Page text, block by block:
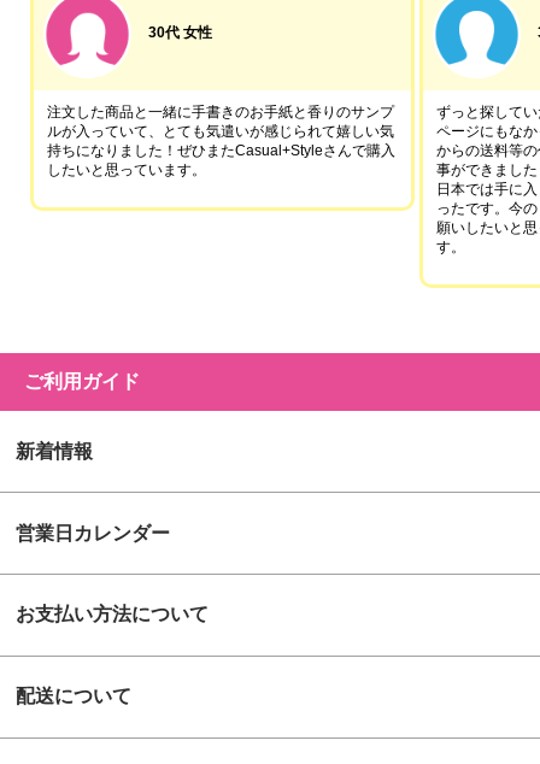
30代 女性
注文した商品と一緒に手書きのお手紙と香りのサンプ
ルが入っていて、とても気遣いが感じられて嬉しい気
持ちになりました！ぜひまたCasual+Styleさんで購入
したいと思っています。
ずっと探して
ページにもな
からの送料等
事ができました
日本では手に
ったです。今
願いしたいと
す。
ご利用ガイド
新着情報
営業日カレンダー
お支払い方法について
配送について